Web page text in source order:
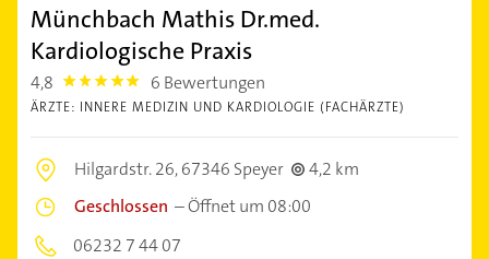
Münchbach Mathis Dr.med.
Kardiologische Praxis
4,8 4.8 6 Bewertungen
ÄRZTE: INNERE MEDIZIN UND KARDIOLOGIE (FACHÄRZTE)
Hilgardstr. 26,67346 Speyer
4,2 km
Geschlossen –Öffnet um 08:00
06232 7 44 07